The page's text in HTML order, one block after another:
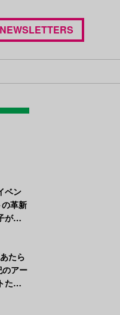
NEWSLETTERS
ベン
革新
がヴ
たら
アー
たち